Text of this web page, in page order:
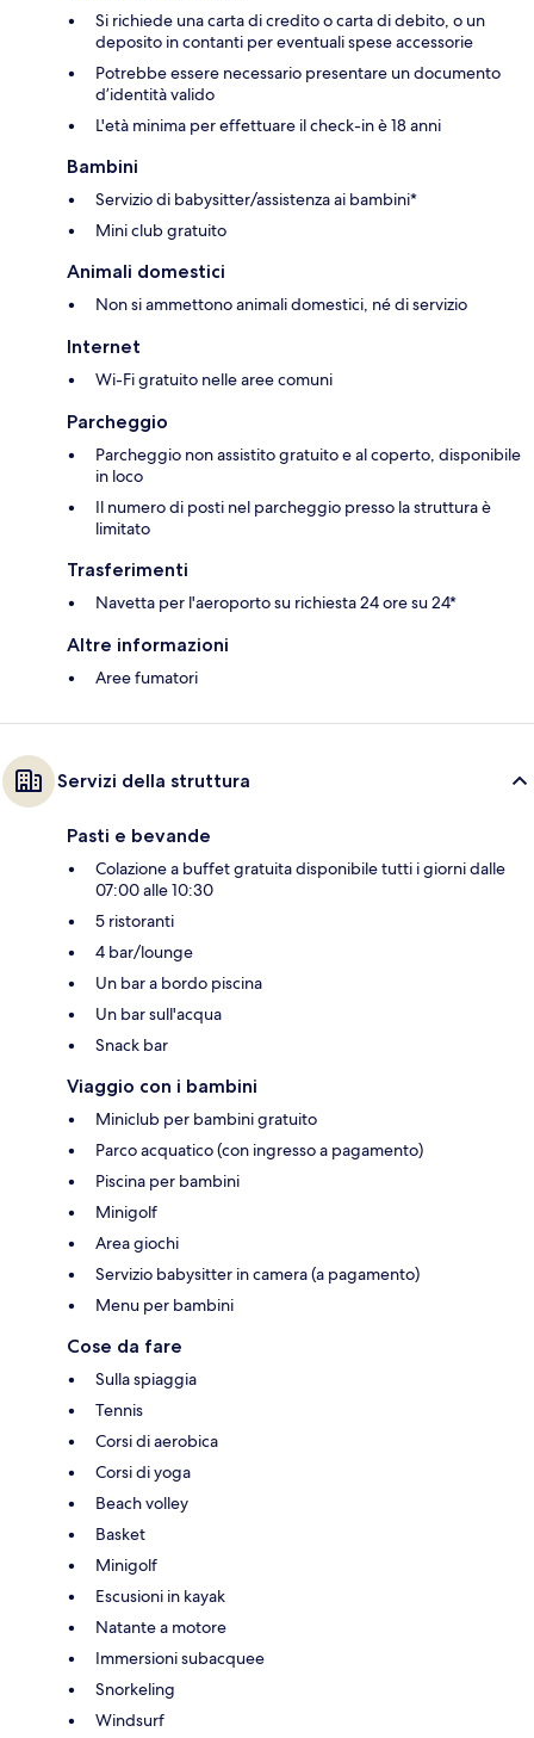
Si richiede una carta di credito o carta di debito, o un
deposito in contanti per eventuali spese accessorie
Potrebbe essere necessario presentare un documento
d’identità valido
L'età minima per effettuare il check-in è 18 anni
Bambini
Servizio di babysitter/assistenza ai bambini*
Mini club gratuito
Animali domestici
Non si ammettono animali domestici, né di servizio
Internet
Wi-Fi gratuito nelle aree comuni
Parcheggio
Parcheggio non assistito gratuito e al coperto, disponibile
in loco
Il numero di posti nel parcheggio presso la struttura è
limitato
Trasferimenti
Navetta per l'aeroporto su richiesta 24 ore su 24*
Altre informazioni
Aree fumatori
Servizi della struttura
Pasti e bevande
Colazione a buffet gratuita disponibile tutti i giorni dalle
07:00 alle 10:30
5 ristoranti
4 bar/lounge
Un bar a bordo piscina
Un bar sull'acqua
Snack bar
Viaggio con i bambini
Miniclub per bambini gratuito
Parco acquatico (con ingresso a pagamento)
Piscina per bambini
Minigolf
Area giochi
Servizio babysitter in camera (a pagamento)
Menu per bambini
Cose da fare
Sulla spiaggia
Tennis
Corsi di aerobica
Corsi di yoga
Beach volley
Basket
Minigolf
Escusioni in kayak
Natante a motore
Immersioni subacquee
Snorkeling
Windsurf